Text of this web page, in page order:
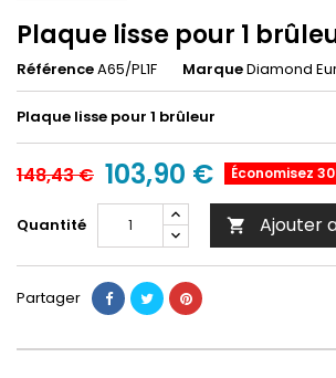
Plaque lisse pour 1
RéférenceA65/PL1F MarqueDiamond
Plaque lisse pour 1 brûleur
148,43 € 103,90 € Économisez
Quantité  Ajouter
Partager